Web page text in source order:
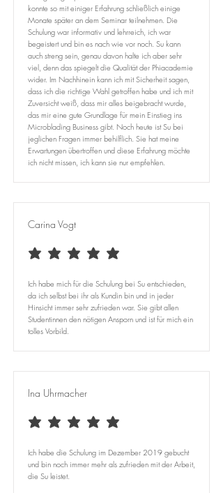
konnte so mit einiger Erfahrung schließlich einige
Monate später an dem Seminar teilnehmen. Die
Schulung war informativ und lehrreich, ich war
begeistert und bin es nach wie vor noch. Su kann
auch streng sein, genau davon halte ich aber sehr
viel, denn das spiegelt die Qualität der Phiacademie
wider. Im Nachhinein kann ich mit Sicherheit sagen,
dass ich die richtige Wahl getroffen habe und ich mit
Zuversicht weiß, dass mir alles beigebracht wurde,
das mir eine gute Grundlage für mein Einstieg ins
Microblading Business gibt. Noch heute ist Su bei
jeglichen Fragen immer behilflich. Sie hat meine
Erwartungen übertroffen und diese Erfahrung möchte
ich nicht missen, ich kann sie nur empfehlen.
Carina Vogt
durchschnittliches Rating ist 5 von 5
Ich habe mich für die Schulung bei Su entschieden,
da ich selbst bei ihr als Kundin bin und in jeder
Hinsicht immer sehr zufrieden war. Sie gibt allen
Studentinnen den nötigen Ansporn und ist für mich ein
tolles Vorbild.
Ina Uhrmacher
durchschnittliches Rating ist 5 von 5
Ich habe die Schulung im Dezember 2019 gebucht
und bin noch immer mehr als zufrieden mit der Arbeit,
die Su leistet.